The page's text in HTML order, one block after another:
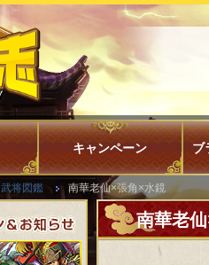
キャンペーン ブ
武将図鑑 南華老仙×張角×水鏡
南華老